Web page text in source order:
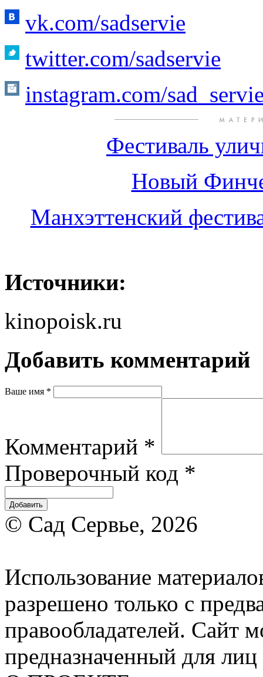
vk.com/sadservie
twitter.com/sadservie
instagram.com/
Фестиваль
Новый
Манхэттенский
Источники:
kinopoisk.ru
Добавить комментарий
Ваше имя *
Комментарий *
Проверочный код *
© Сад Сервье, 2026
Использование
разрешено только с
правообладателей. Сайт
предназначенный для